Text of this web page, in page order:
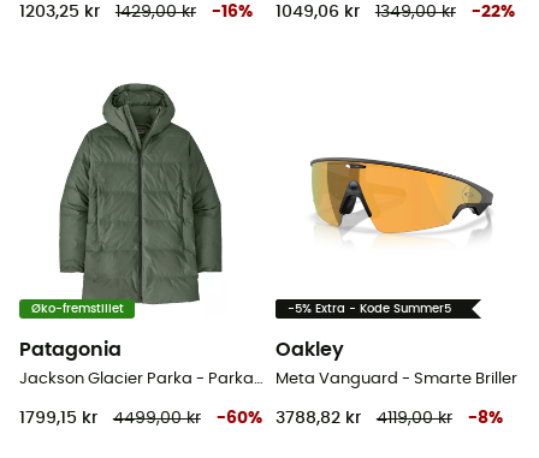
1203,25 kr 1429,00 kr -16% 1049,06 kr 1349,00 kr -22%
Øko-fremstillet
Patagonia
Jackson Glacier Parka - Parka - Herrer
1799,15 kr 4499,00 kr -60%
-5% Extra - Kode Summer5
Oakley
Meta Vanguard - Smarte Briller
3788,82 kr 4119,00 kr -8%